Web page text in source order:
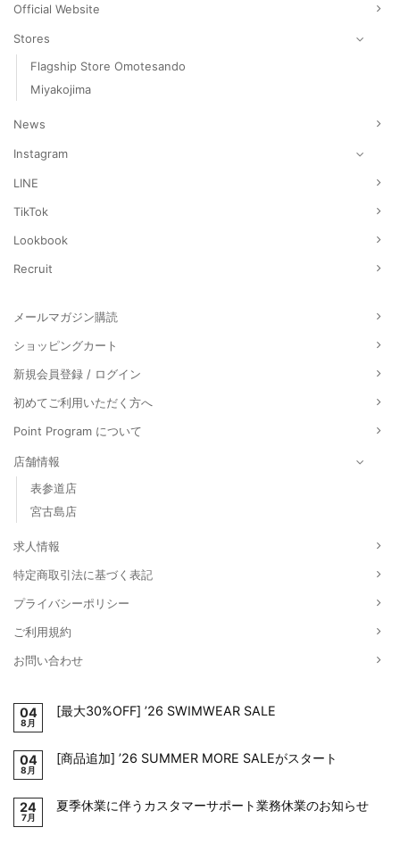
Official Website
Stores
Flagship Store Omotesando
Miyakojima
News
Instagram
LINE
TikTok
Lookbook
Recruit
メールマガジン購読
ショッピングカート
新規会員登録 / ログイン
初めてご利用いただく方へ
Point Program について
店舗情報
表参道店
宮古島店
求人情報
特定商取引法に基づく表記
プライバシーポリシー
ご利用規約
お問い合わせ
04
8月
[最大30%OFF] ’26 SWIMWEAR SALE
04
8月
[商品追加] ’26 SUMMER MORE SALEがスタート
24
7月
夏季休業に伴うカスタマーサポート業務休業のお知らせ